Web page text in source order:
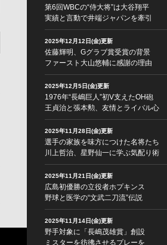
第6回WBCの“侍大将”は大谷翔平
実績と言動で井端ジャパンを牽引
2025年12月12日(金)更新
佐藤輝明、Gグラブ賞受賞の背景
ファースト大山悠輔に感謝の理由
2025年12月5日(金)更新
1976年“長嶋巨人”初V支えたOH砲
王貞治と張本勲、友情とライバル心
2025年11月28日(金)更新
選手の家族を味方につけた名将たち
川上哲治、星野仙一に学ぶ気配り術
2025年11月21日(金)更新
広島初優勝の立役者ホプキンス
野球と医学の“文武二刀流”伝説
2025年11月14日(金)更新
野手対象に「長嶋茂雄賞」創設
ミスターを彷彿させるプレーを